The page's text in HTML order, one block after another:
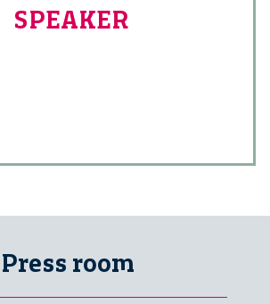
SPEAKER
Press room